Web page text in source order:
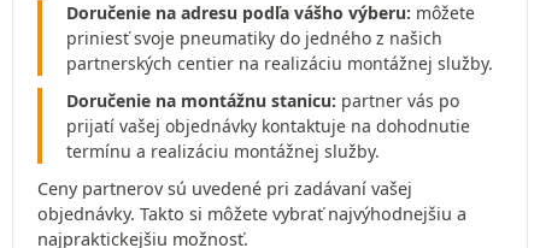
Doručenie na adresu podľa vášho výberu: môžete
priniesť svoje pneumatiky do jedného z našich
partnerských centier na realizáciu montážnej služby.
Doručenie na montážnu stanicu: partner vás po
prijatí vašej objednávky kontaktuje na dohodnutie
termínu a realizáciu montážnej služby.
Ceny partnerov sú uvedené pri zadávaní vašej
objednávky. Takto si môžete vybrať najvýhodnejšiu a
najpraktickejšiu možnosť.